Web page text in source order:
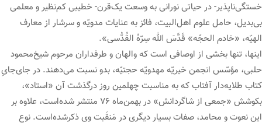
خستگی‌ناپذیر- در حیاتی نورانی به وسعت یک‌قرن- خطیبی کم‌نظیر و معلمی
بی‌بدیل، حامل علوم اهل‌البیت، فائز به عنایات مدویّه و سرشار از معارف
الهیّه، «خادم الحجّه» قَدَّسَ الله سِرّهُ القُدُّسی».
اینها، تنها بخشی از اوصافی است که والهان و طرفداران مرحوم شیخ‌محمود
حلبی، مؤسّس انجمن خیریّه مهدویّه حجتیّه، بدو نسبت می‌دهند. در جای‌جایِ
کتاب طلایه‌دار آفتاب که به مناسبت چهلمین روز درگذشت آن «استاد»،
بکوشش «جمعی از شاگردانش» در بهمن‌ماه ۷۶ منتشر شده‌است، علاوه بر
این نعوت و محامد، صفات بسیار دیگری در مَنقَبت وی ذکرشده‌است. نوع